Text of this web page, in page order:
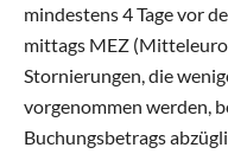
mindestens 4 Tage vor
mittags MEZ
Stornierungen, die
vorgenommen werden,
Buchungsbetrags